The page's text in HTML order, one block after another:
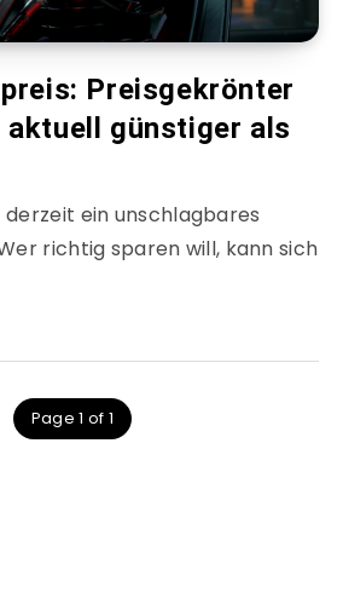
Preisgekrönter
aktuell günstiger als
ein unschlagbares
richtig sparen will, kann sich
Page 1 of 1